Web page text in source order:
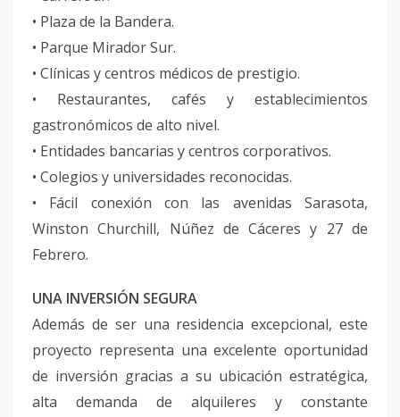
• Plaza de la Bandera.
• Parque Mirador Sur.
• Clínicas y centros médicos de prestigio.
• Restaurantes, cafés y establecimientos
gastronómicos de alto nivel.
• Entidades bancarias y centros corporativos.
• Colegios y universidades reconocidas.
• Fácil conexión con las avenidas Sarasota,
Winston Churchill, Núñez de Cáceres y 27 de
Febrero.
UNA INVERSIÓN SEGURA
Además de ser una residencia excepcional, este
proyecto representa una excelente oportunidad
de inversión gracias a su ubicación estratégica,
alta demanda de alquileres y constante